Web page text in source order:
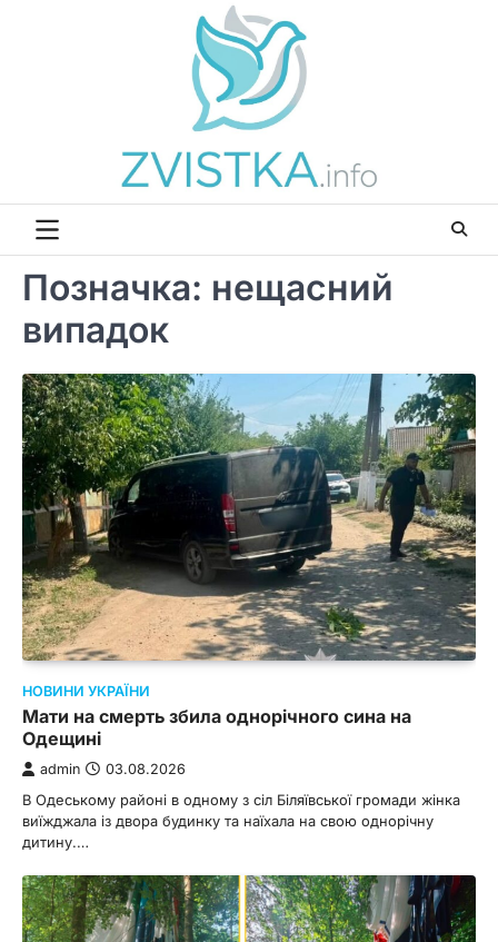
Позначка: нещасний
випадок
НОВИНИ УКРАЇНИ
Мати на смерть збила однорічного сина на
Одещині
admin 03.08.2026
В Одеському районі в одному з сіл Біляївської громади жінка
виїжджала із двора будинку та наїхала на свою однорічну
дитину.…